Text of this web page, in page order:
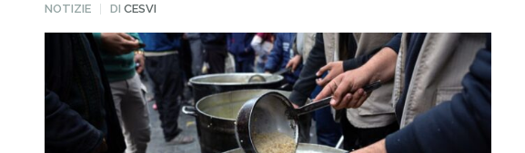
PUBBLICATO
NOTIZIE DICESVI